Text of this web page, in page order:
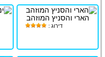
הארי והסניץ המוזהב
דירוג :